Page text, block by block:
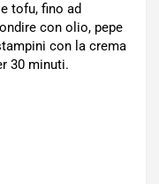
tofu, fino ad
con olio, pepe
con la crema
30 minuti.